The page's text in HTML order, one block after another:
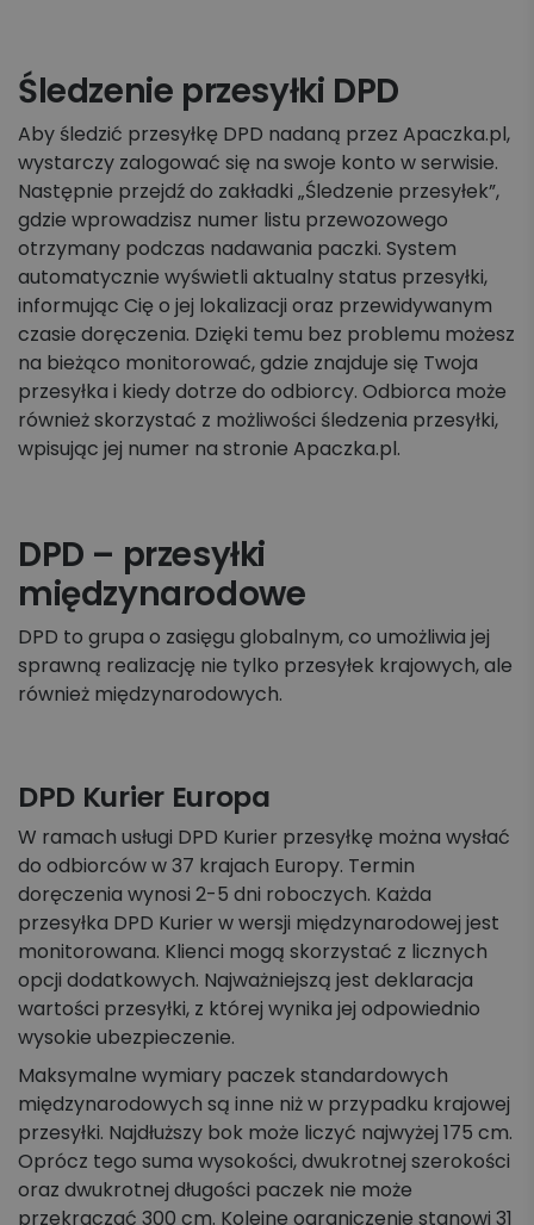
Śledzenie przesyłki DPD
Aby śledzić przesyłkę DPD nadaną przez Apaczka.pl,
wystarczy zalogować się na swoje konto w serwisie.
Następnie przejdź do zakładki „Śledzenie przesyłek”,
gdzie wprowadzisz numer listu przewozowego
otrzymany podczas nadawania paczki. System
automatycznie wyświetli aktualny status przesyłki,
informując Cię o jej lokalizacji oraz przewidywanym
czasie doręczenia. Dzięki temu bez problemu możesz
na bieżąco monitorować, gdzie znajduje się Twoja
przesyłka i kiedy dotrze do odbiorcy. Odbiorca może
również skorzystać z możliwości śledzenia przesyłki,
wpisując jej numer na stronie Apaczka.pl.
DPD – przesyłki
międzynarodowe
DPD to grupa o zasięgu globalnym, co umożliwia jej
sprawną realizację nie tylko przesyłek krajowych, ale
również międzynarodowych.
DPD Kurier Europa
W ramach usługi DPD Kurier przesyłkę można wysłać
do odbiorców w 37 krajach Europy. Termin
doręczenia wynosi 2-5 dni roboczych. Każda
przesyłka DPD Kurier w wersji międzynarodowej jest
monitorowana. Klienci mogą skorzystać z licznych
opcji dodatkowych. Najważniejszą jest deklaracja
wartości przesyłki, z której wynika jej odpowiednio
wysokie ubezpieczenie.
Maksymalne wymiary paczek standardowych
międzynarodowych są inne niż w przypadku krajowej
przesyłki. Najdłuższy bok może liczyć najwyżej 175 cm.
Oprócz tego suma wysokości, dwukrotnej szerokości
oraz dwukrotnej długości paczek nie może
przekraczać 300 cm. Kolejne ograniczenie stanowi 31